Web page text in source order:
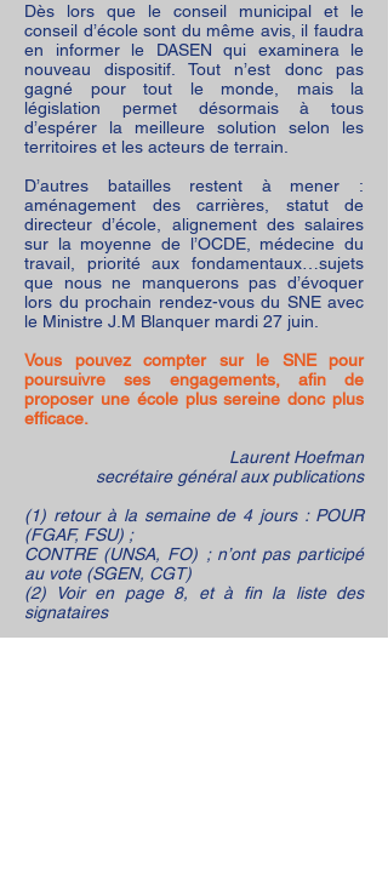
Dès lors que le conseil municipal et le
conseil d’école sont du même avis, il faudra
en informer le DASEN qui examinera le
nouveau dispositif. Tout n’est donc pas
gagné pour tout le monde, mais la
législation permet désormais à tous
d’espérer la meilleure solution selon les
territoires et les acteurs de terrain.
D’autres batailles restent à mener :
aménagement des carrières, statut de
directeur d’école, alignement des salaires
sur la moyenne de l’OCDE, médecine du
travail, priorité aux fondamentaux…sujets
que nous ne manquerons pas d’évoquer
lors du prochain rendez-vous du SNE avec
le Ministre J.M Blanquer mardi 27 juin.
Vous pouvez compter sur le SNE pour
poursuivre ses engagements, afin de
proposer une école plus sereine donc plus
efficace.
Laurent Hoefman
secrétaire général aux publications
(1) retour à la semaine de 4 jours : POUR
(FGAF, FSU) ;
CONTRE (UNSA, FO) ; n’ont pas participé
au vote (SGEN, CGT)
(2) Voir en page 8, et à fin la liste des
signataires